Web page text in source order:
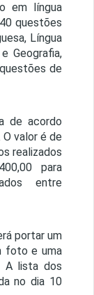
em língua
questões
Língua
Geografia,
de
de acordo
O valor é de
realizados
para
entre
portar um
foto e uma
A lista dos
no dia 10